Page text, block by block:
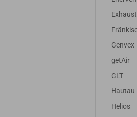
Genvex
getAir
GLT
Hautau
Helios